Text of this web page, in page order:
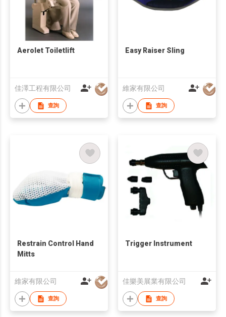
Aerolet Toiletlift
佳澤工程有限公司
查詢
Easy Raiser Sling
維家有限公司
查詢
Restrain Control Hand
Mitts
維家有限公司
查詢
Trigger Instrument
佳樂美展業有限公司
查詢